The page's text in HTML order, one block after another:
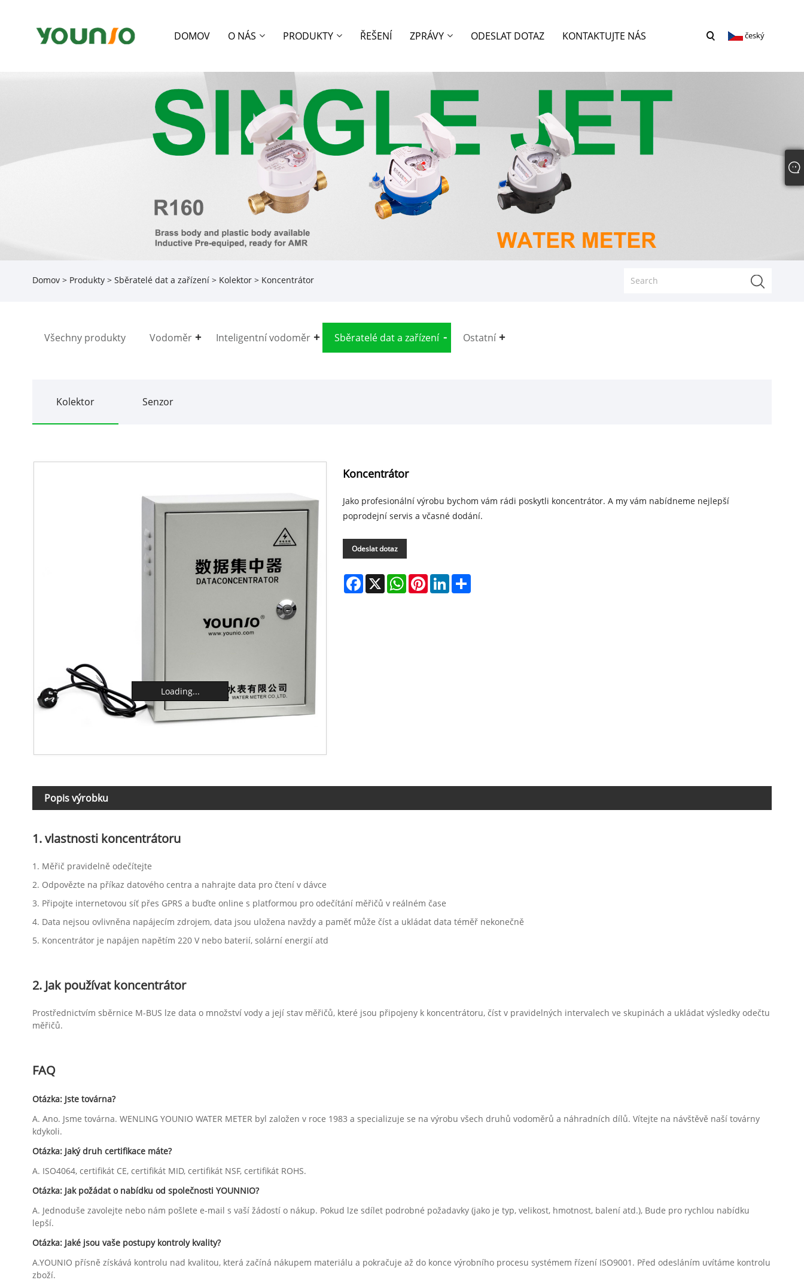
DOMOV O NÁS PRODUKTY ŘEŠENÍ ZPRÁVY ODESLAT DOTAZ KONTAKTUJTE NÁS český
Domov > Produkty> Sběratelé dat a zařízení> Kolektor> Koncentrátor
Všechny produkty Vodoměr Inteligentní vodoměr Sběratelé dat a zařízení Ostatní
Kolektor Senzor
Loading...
Koncentrátor
Jako profesionální výrobu bychom vám rádi poskytli koncentrátor. A my vám nabídneme nejlepší
poprodejní servis a včasné dodání.
Odeslat dotaz
Facebook
X WhatsApp
PinterestLinkedIn
Popis výrobku
1. vlastnosti koncentrátoru
1. Měřič pravidelně odečítejte
2. Odpovězte na příkaz datového centra a nahrajte data pro čtení v dávce
3. Připojte internetovou síť přes GPRS a buďte online s platformou pro odečítání měřičů v reálném čase
4. Data nejsou ovlivněna napájecím zdrojem, data jsou uložena navždy a paměť může číst a ukládat data téměř nekonečně
5. Koncentrátor je napájen napětím 220 V nebo baterií, solární energií atd
2. Jak používat koncentrátor
Prostřednictvím sběrnice M-BUS lze data o množství vody a její stav měřičů, které jsou připojeny k koncentrátoru, číst v pravidelných intervalech ve skupinách a ukládat výsledky odečtu
měřičů.
FAQ
Otázka: Jste továrna?
A. Ano. Jsme továrna. WENLING YOUNIO WATER METER byl založen v roce 1983 a specializuje se na výrobu všech druhů vodoměrů a náhradních dílů. Vítejte na návštěvě naší továrny
kdykoli.
Otázka: Jaký druh certifikace máte?
A. ISO4064, certifikát CE, certifikát MID, certifikát NSF, certifikát ROHS.
Otázka: Jak požádat o nabídku od společnosti YOUNNIO?
A. Jednoduše zavolejte nebo nám pošlete e-mail s vaší žádostí o nákup. Pokud lze sdílet podrobné požadavky (jako je typ, velikost, hmotnost, balení atd.), Bude pro rychlou nabídku
lepší.
Otázka: Jaké jsou vaše postupy kontroly kvality?
A.YOUNIO přísně získává kontrolu nad kvalitou, která začíná nákupem materiálu a pokračuje až do konce výrobního procesu systémem řízení ISO9001. Před odesláním uvítáme kontrolu
zboží.